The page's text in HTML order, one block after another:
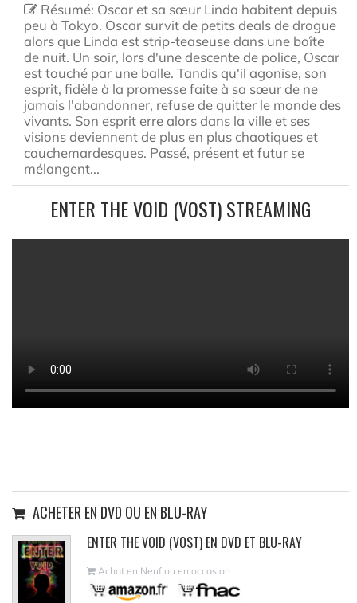
Résumé: Oscar et sa sœur Linda habitent depuis
peu à Tokyo. Oscar survit de petits deals de drogue
alors que Linda est strip-teaseuse dans une boîte
de nuit. Un soir, lors d'une descente de police, Oscar
est touché par une balle. Tandis qu'il agonise, son
esprit, fidèle à la promesse faite à sa sœur de ne
jamais l'abandonner, refuse de quitter le monde des
vivants. Son esprit erre alors dans la ville et ses
visions deviennent de plus en plus chaotiques et
cauchemardesques. Passé, présent et futur se
mélangent...
ENTER THE VOID (VOST) STREAMING
ACHETER EN DVD OU EN BLU-RAY
ENTER THE VOID (VOST) EN DVD ET BLU-RAY
Achat en Neuf ou en occasion